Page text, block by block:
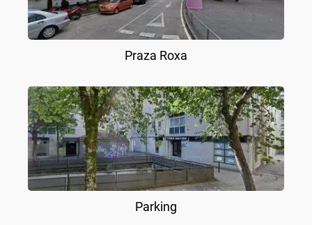
Praza Roxa
Parking